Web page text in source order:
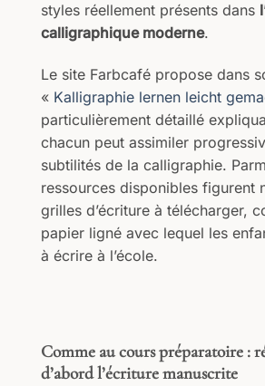
styles réellement présents dans
calligraphique moderne.
Le site Farbcafé propose dans
« Kalligraphie lernen leicht
particulièrement détaillé
chacun peut assimiler
subtilités de la calligraphie.
ressources disponibles figurent
grilles d’écriture à télécharger,
papier ligné avec lequel les
à écrire à l’école.
Comme au cours préparatoire :
d’abord l’écriture manuscrite